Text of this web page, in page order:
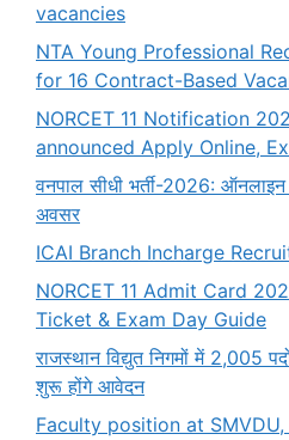
vacancies
NTA Young Professional
for 16 Contract-Based
NORCET 11 Notification
announced Apply Online,
वनपाल सीधी भर्ती-2026:
अवसर
ICAI Branch Incharge
NORCET 11 Admit Card
Ticket & Exam Day Guide
राजस्थान विद्युत निगमों में 2,005
शुरू होंगे आवेदन
Faculty position at